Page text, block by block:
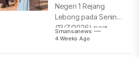
Negeri 1 Rejang
Lebong pada Senin
(13/7/2026) pagi.
Menandai dimulainya...
Smansanews
4 Weeks Ago